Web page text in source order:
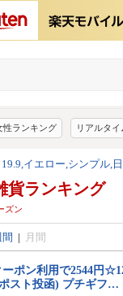
性ランキング リアルタイ
イエロー,シンプル,
貨ランキング
ズン
| 月間
ーポン利用で2544円
スト投函) プチギフ…